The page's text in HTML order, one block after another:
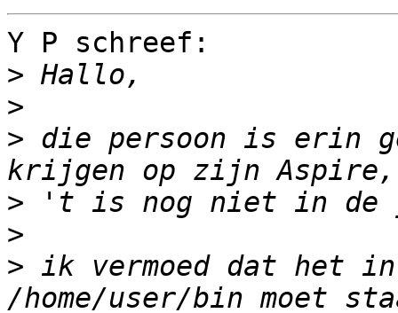
Y P schreef:
>
>
> die persoon is erin
>
>
> ik vermoed dat het